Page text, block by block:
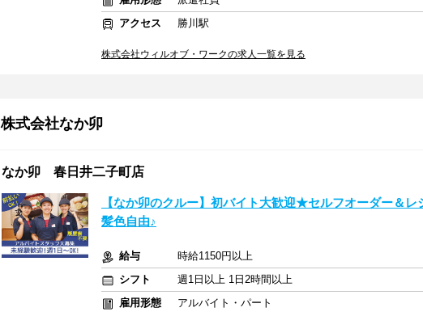
アクセス
勝川駅
株式会社ウィルオブ・ワークの求人一覧を見る
株式会社なか卯
なか卯 春日井二子町店
【なか卯のクルー】初バイト大歓迎★セルフオーダー＆
髪色自由♪
給与
時給1150円以上
シフト
週1日以上 1日2時間以上
雇用形態
アルバイト・パート